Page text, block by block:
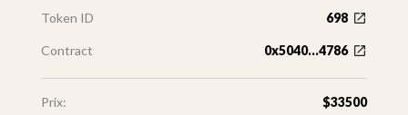
Token ID 698
Contract 0x5040...4786
Prix: $33500